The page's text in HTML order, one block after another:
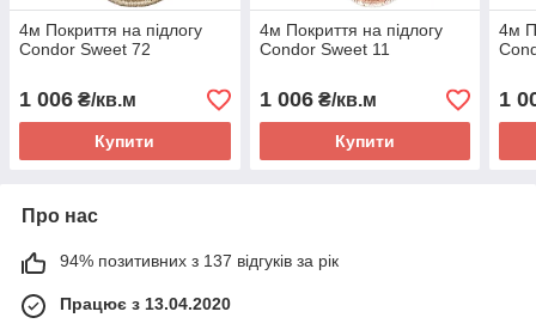
4м Покриття на підлогу
Condor Sweet 72
1 006 ₴/кв.м
Купити
4м Покриття на підлогу
Condor Sweet 11
1 006₴/кв.м
Купити
4м
1
Про нас
94% позитивних з 137 відгуків за рік
Працює з 13.04.2020